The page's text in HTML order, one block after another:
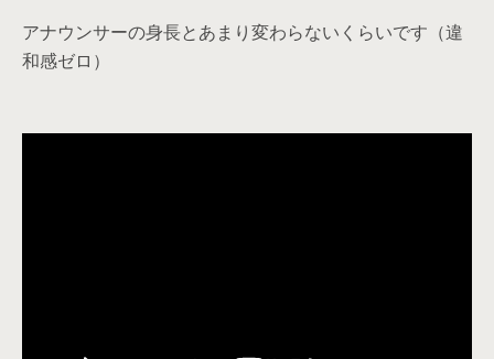
アナウンサーの身長とあまり変わらないくらいです（違
和感ゼロ）